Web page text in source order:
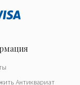
Антиквариат